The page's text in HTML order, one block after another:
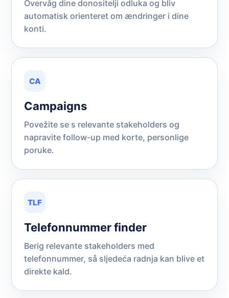
Overvåg dine donositelji odluka og bliv
automatisk orienteret om ændringer i dine
konti.
CA
Campaigns
Povežite se s relevante stakeholders og
napravite follow-up med korte, personlige
poruke.
TLF
Telefonnummer finder
Berig relevante stakeholders med
telefonnummer, så sljedeća radnja kan blive et
direkte kald.